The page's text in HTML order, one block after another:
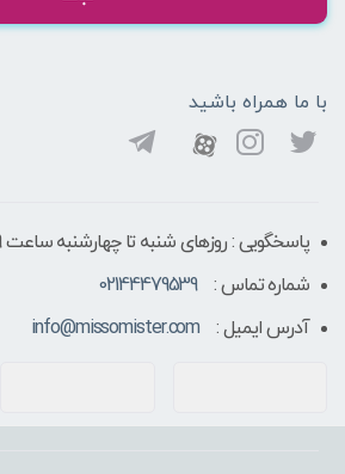
با ما همراه باشید
پاسخگویی : روزهای شنبه تا چهارشنبه ساعت 9 الی ۶ بعد از ظهر
شماره تماس :
02144479539
آدرس ایمیل :
info@missomister.com